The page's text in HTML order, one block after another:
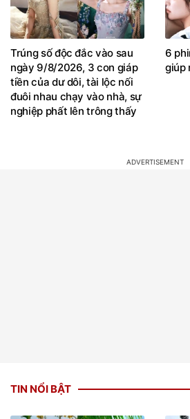
Trúng số độc đắc vào sau
ngày 9/8/2026, 3 con giáp
tiền của dư dôi, tài lộc nối
đuôi nhau chạy vào nhà, sự
nghiệp phất lên trông thấy
6
giúp
TIN NỔI BẬT